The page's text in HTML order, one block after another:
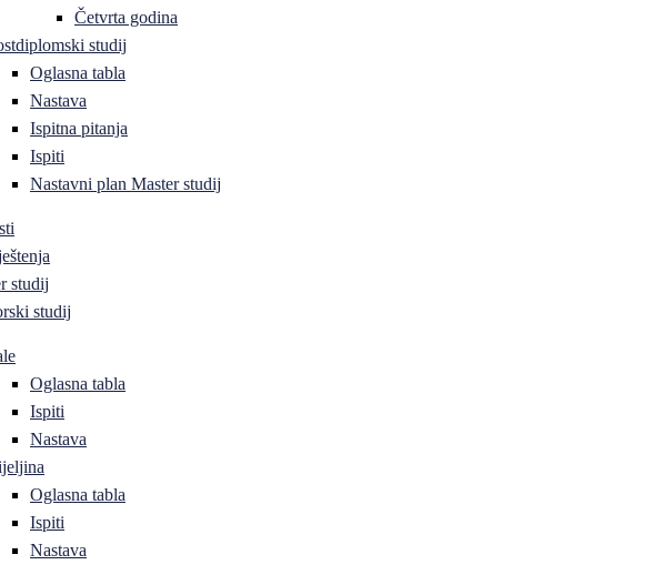
Četvrta godina
studij
Oglasna tabla
Nastava
Ispitna pitanja
Ispiti
Nastavni plan Master studij
studij
studij
Oglasna tabla
Ispiti
Nastava
Oglasna tabla
Ispiti
Nastava